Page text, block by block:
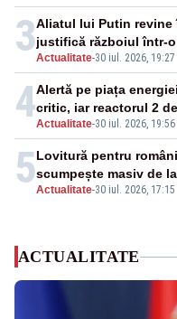
3Actualitate-30 iul. 2026, 19:27
Aliatul lui Putin revine
justifică războiul într-
4Actualitate-30 iul. 2026, 19:56
Alertă pe piața
critic, iar reactorul 2
5Actualitate-30 iul. 2026, 17:15
Lovitură pentru
scumpește masiv de
ACTUALITATE